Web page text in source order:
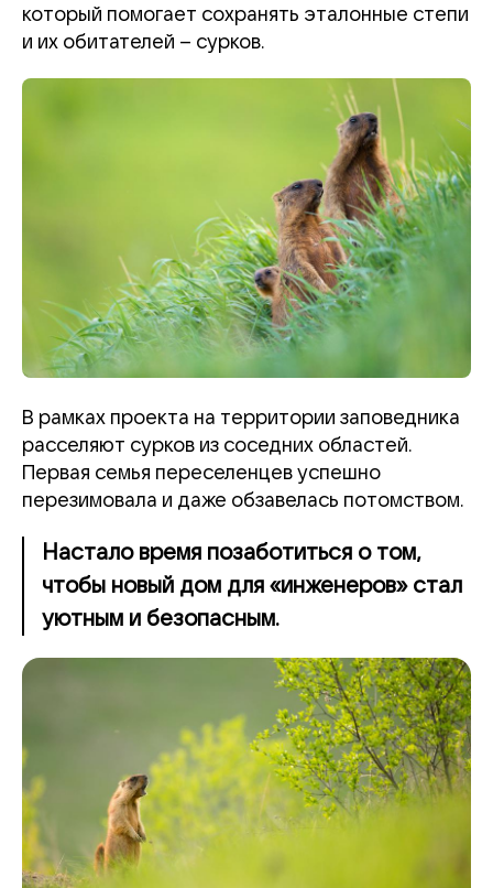
который помогает сохранять эталонные степи
и их обитателей – сурков.
В рамках проекта на территории заповедника
расселяют сурков из соседних областей.
Первая семья переселенцев успешно
перезимовала и даже обзавелась потомством.
Настало время позаботиться о том,
чтобы новый дом для «инженеров» стал
уютным и безопасным.